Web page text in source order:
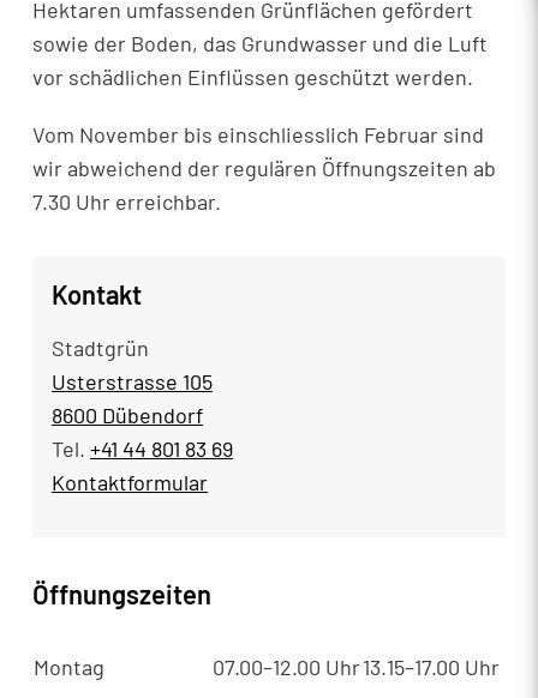
Hektaren umfassenden Grünflächen gefördert
sowie der Boden, das Grundwasser und die Luft
vor schädlichen Einflüssen geschützt werden.
Vom November bis einschliesslich Februar sind
wir abweichend der regulären Öffnungszeiten ab
7.30 Uhr erreichbar.
Kontakt
Stadtgrün
Usterstrasse 105
8600 Dübendorf
Tel. +41 44 801 83 69
Kontaktformular
Öffnungszeiten
Montag 07.00–12.00 Uhr13.15–17.00 Uhr